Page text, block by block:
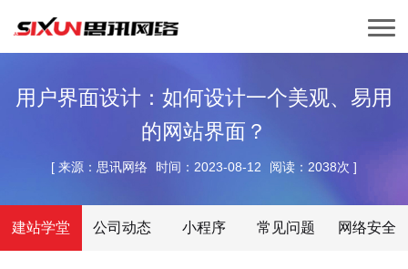
用户界面设计：如何设计一个美观、易用
的网站界面？
[ 来源：思讯网络 时间：2023-08-12 阅读：2038次 ]
建站学堂 公司动态 小程序 常见问题 网络安全